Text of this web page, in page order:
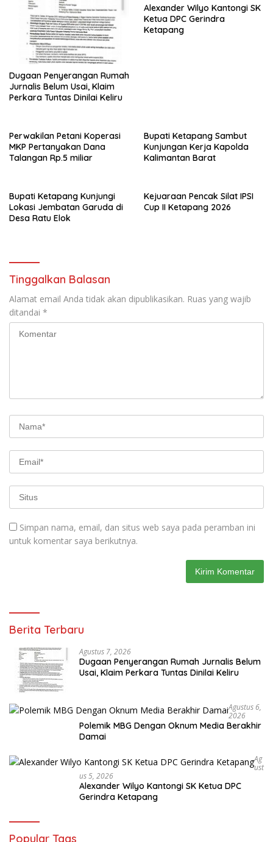
Dugaan Penyerangan Rumah
Jurnalis Belum Usai, Klaim
Perkara Tuntas Dinilai Keliru
Alexander Wilyo Kantongi SK
Ketua DPC Gerindra
Ketapang
Perwakilan Petani Koperasi
MKP Pertanyakan Dana
Talangan Rp.5 miliar
Bupati Ketapang Sambut
Kunjungan Kerja Kapolda
Kalimantan Barat
Bupati Ketapang Kunjungi
Lokasi Jembatan Garuda di
Desa Ratu Elok
Kejuaraan Pencak Silat IPSI
Cup II Ketapang 2026
Tinggalkan Balasan
Alamat email Anda tidak akan dipublikasikan. Ruas yang wajib
ditandai *
Simpan nama, email, dan situs web saya pada peramban ini
untuk komentar saya berikutnya.
Berita Terbaru
Agustus 7, 2026
Dugaan Penyerangan Rumah Jurnalis Belum
Usai, Klaim Perkara Tuntas Dinilai Keliru
Agustus 6,
2026
Polemik MBG Dengan Oknum Media Berakhir
Damai
Ag
Ust
Us 5, 2026
Alexander Wilyo Kantongi SK Ketua DPC
Gerindra Ketapang
Popular Tags